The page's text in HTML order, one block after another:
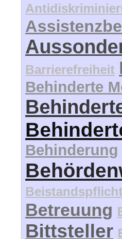
Barrierefreiheit
Behinderte
Behinderung
Betreuung
Bittsteller